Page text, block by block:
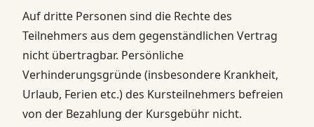
Auf dritte Personen sind die Rechte des
Teilnehmers aus dem gegenständlichen Vertrag
nicht übertragbar. Persönliche
Verhinderungsgründe (insbesondere Krankheit,
Urlaub, Ferien etc.) des Kursteilnehmers befreien
von der Bezahlung der Kursgebühr nicht.